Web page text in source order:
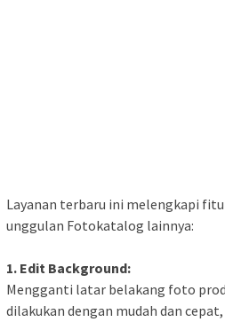
Layanan terbaru ini melengkapi
unggulan Fotokatalog lainnya:
1. Edit Background:
Mengganti latar belakang foto
dilakukan dengan mudah dan